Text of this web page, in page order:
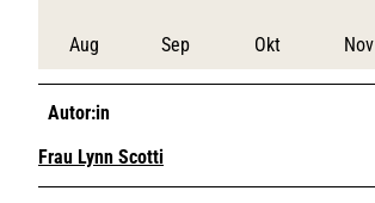
Aug Sep Okt Nov
Autor:in
Frau Lynn Scotti